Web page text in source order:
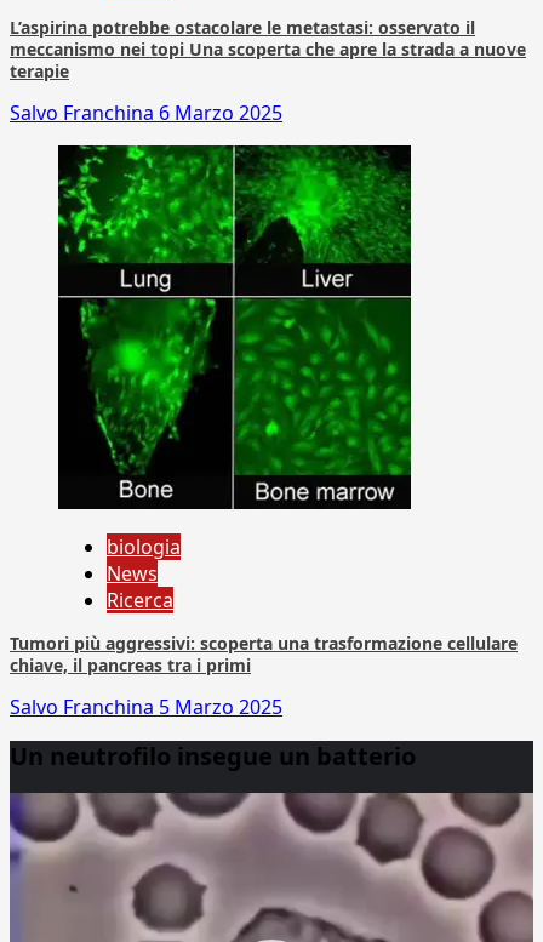
L’aspirina potrebbe ostacolare le metastasi: osservato il
meccanismo nei topi Una scoperta che apre la strada a nuove
terapie
Salvo Franchina 6 Marzo 2025
biologia
News
Ricerca
Tumori più aggressivi: scoperta una trasformazione cellulare
chiave, il pancreas tra i primi
Salvo Franchina 5 Marzo 2025
Un neutrofilo insegue un batterio
Player